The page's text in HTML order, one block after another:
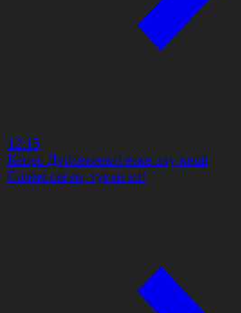
12:15
Кеңес Дүйсекеевті еске алу кеші
Сәлем саған, туған ел!